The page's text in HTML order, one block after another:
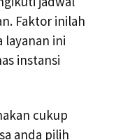
Faktor inilah
layanan ini
instansi
cukup
anda pilih